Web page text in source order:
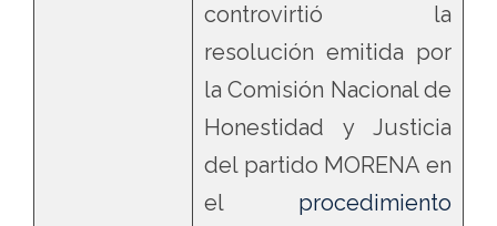
controvirtió la
resolución emitida por
la Comisión Nacional de
Honestidad y Justicia
del partido MORENA en
el procedimiento